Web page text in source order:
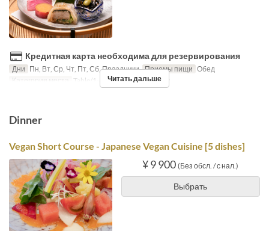
Кредитная карта необходима для резервирования
Дни Пн, Вт, Ср, Чт, Пт, Сб, Праздники Приемы пищи Обед
Категория места
Table/1-8Pax, ChefsTable/2-5P
Читать дальше
Dinner
Vegan Short Course - Japanese Vegan Cuisine [5 dishes]
¥ 9 900 (Без обсл. / с нал.)
Выбрать